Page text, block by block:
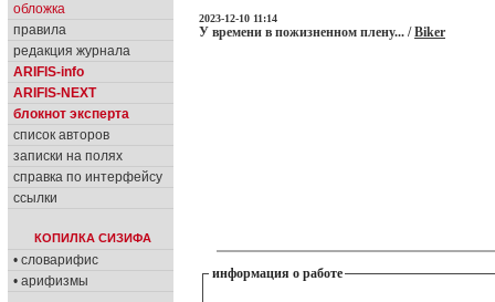
обложка
правила
редакция журнала
ARIFIS-info
ARIFIS-NEXT
блокнот эксперта
список авторов
записки на полях
справка по интерфейсу
ссылки
КОПИЛКА СИЗИФА
• словарифис
• арифизмы
2023-12-10 11:14
У времени в пожизненном плену... /Biker
информация о работе